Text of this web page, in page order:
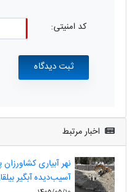
کد امنیتی:
اخبار مرتبط
نهر آبیاری
آسیب‌دیده آبگیر